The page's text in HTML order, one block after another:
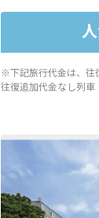
※下記旅行代金は、往
往復追加代金なし列車